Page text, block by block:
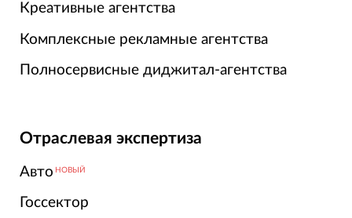
Креативные агентства
Комплексные рекламные агентства
Полносервисные диджитал-агентства
Отраслевая экспертиза
Авто НОВЫЙ
Госсектор